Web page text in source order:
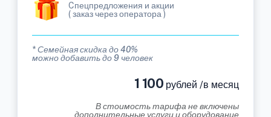
Cпецпредложения и акции
( заказ через оператора )
* Семейная скидка до 40%
можно добавить до 9 человек
1 100 рублей /в месяц
В стоимость тарифа не включены
дополнительные услуги и оборудование